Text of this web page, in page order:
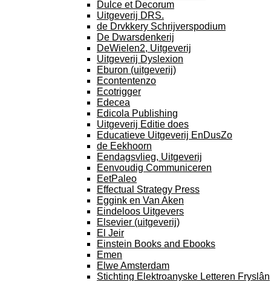
Dulce et Decorum
Uitgeverij DRS.
de Drvkkery Schrijverspodium
De Dwarsdenkerij
DeWielen2, Uitgeverij
Uitgeverij Dyslexion
Eburon (uitgeverij)
Econtentenzo
Ecotrigger
Edecea
Edicola Publishing
Uitgeverij Editie does
Educatieve Uitgeverij EnDusZo
de Eekhoorn
Eendagsvlieg, Uitgeverij
Eenvoudig Communiceren
EetPaleo
Effectual Strategy Press
Eggink en Van Aken
Eindeloos Uitgevers
Elsevier (uitgeverij)
El Jeir
Einstein Books and Ebooks
Emen
Elwe Amsterdam
Stichting Elektroanyske Letteren Fryslân